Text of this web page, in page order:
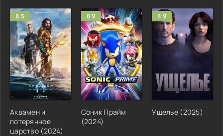
8.5
Аквамен и
потерянное
царство (2024)
8.9
Соник Прайм
(2024)
8.9
Ущелье (2025)